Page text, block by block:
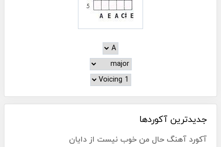
جدیدترین آکوردها
آکورد آهنگ حال من خوب نیست از دایان